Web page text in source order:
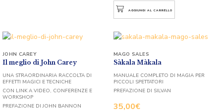
AGGIUNGI AL CARRELLO
Il meglio di John Carey
JOHN CAREY
UNA STRAORDINARIA RACCOLTA DI
EFFETTI MAGICI E TECNICHE
CON LINK A VIDEO, CONFERENZE E
WORKSHOP
PREFAZIONE DI JOHN BANNON
Sàkala Màkala
35,00€
MAGO SALES
MANUALE COMPLETO DI MAGIA PER
PICCOLI SPETTATORI
PREFAZIONE DI SILVAN